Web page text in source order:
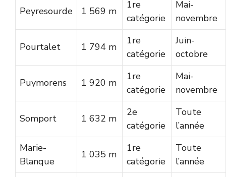
Peyresourde 1 569 m
1re
catégorie
Mai-
novembre
Pourtalet 1 794 m
1re
catégorie
Juin-
octobre
Puymorens 1 920 m
1re
catégorie
Mai-
novembre
Somport 1 632 m
2e
catégorie
Toute
l’année
Marie-
Blanque
1 035 m
1re
catégorie
Toute
l’année